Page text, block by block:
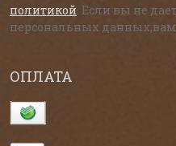
политикой . Если вы не
персональных
ОПЛАТА